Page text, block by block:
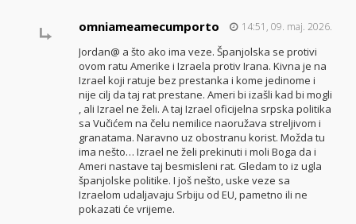
omniameamecumporto 14:51, 09. maj. 2026.
Jordan@ a što ako ima veze. Španjolska se protivi
ovom ratu Amerike i Izraela protiv Irana. Kivna je na
Izrael koji ratuje bez prestanka i kome jedinome i
nije cilj da taj rat prestane. Ameri bi izašli kad bi mogli
, ali Izrael ne želi. A taj Izrael oficijelna srpska politika
sa Vučićem na čelu nemilice naoružava streljivom i
granatama. Naravno uz obostranu korist. Možda tu
ima nešto… Izrael ne želi prekinuti i moli Boga da i
Ameri nastave taj besmisleni rat. Gledam to iz ugla
španjolske politike. I još nešto, uske veze sa
Izraelom udaljavaju Srbiju od EU, pametno ili ne
pokazati će vrijeme.